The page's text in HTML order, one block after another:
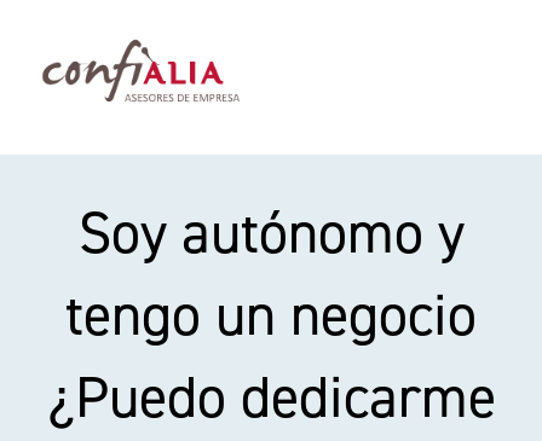
contenido
Soy autónomo y
tengo un negocio
¿Puedo dedicarme